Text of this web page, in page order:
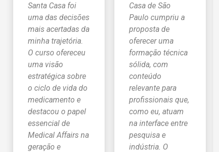
Santa Casa foi
uma das decisões
mais acertadas da
minha trajetória.
O curso ofereceu
uma visão
estratégica sobre
o ciclo de vida do
medicamento e
destacou o papel
essencial de
Medical Affairs na
geração e
Casa de São
Paulo cumpriu a
proposta de
oferecer uma
formação técnica
sólida, com
conteúdo
relevante para
profissionais que,
como eu, atuam
na interface entre
pesquisa e
indústria. O